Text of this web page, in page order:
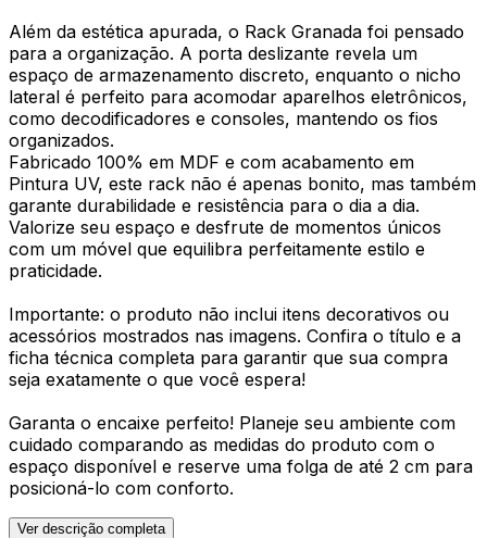
Além da estética apurada, o Rack Granada foi pensado
para a organização. A porta deslizante revela um
espaço de armazenamento discreto, enquanto o nicho
lateral é perfeito para acomodar aparelhos eletrônicos,
como decodificadores e consoles, mantendo os fios
organizados.
Fabricado 100% em MDF e com acabamento em
Pintura UV, este rack não é apenas bonito, mas também
garante durabilidade e resistência para o dia a dia.
Valorize seu espaço e desfrute de momentos únicos
com um móvel que equilibra perfeitamente estilo e
praticidade.
Importante: o produto não inclui itens decorativos ou
acessórios mostrados nas imagens. Confira o título e a
ficha técnica completa para garantir que sua compra
seja exatamente o que você espera!
Garanta o encaixe perfeito! Planeje seu ambiente com
cuidado comparando as medidas do produto com o
espaço disponível e reserve uma folga de até 2 cm para
posicioná-lo com conforto.
Ver descrição completa